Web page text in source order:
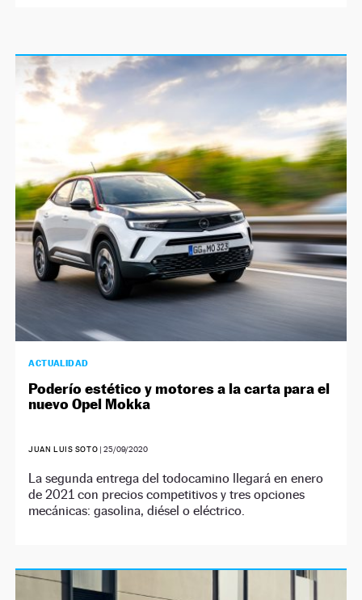
ACTUALIDAD
Poderío estético y motores a la carta para el
nuevo Opel Mokka
JUAN LUIS SOTO |25/09/2020
La segunda entrega del todocamino llegará en enero
de 2021 con precios competitivos y tres opciones
mecánicas: gasolina, diésel o eléctrico.